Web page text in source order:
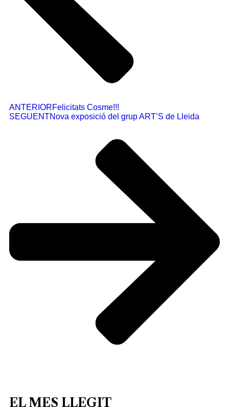
ANTERIORFelicitats Cosme!!!
SEGUENTNova exposició del grup ART’S de Lleida
EL MES LLEGIT